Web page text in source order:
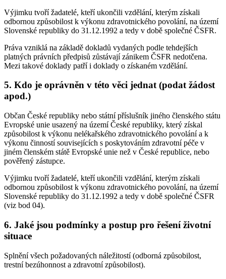
Výjimku tvoří žadatelé, kteří ukončili vzdělání, kterým získali
odbornou způsobilost k výkonu zdravotnického povolání, na území
Slovenské republiky do 31.12.1992 a tedy v době společné ČSFR.
Práva vzniklá na základě dokladů vydaných podle tehdejších
platných právních předpisů zůstávají zánikem ČSFR nedotčena.
Mezi takové doklady patří i doklady o získaném vzdělání.
5. Kdo je oprávněn v této věci jednat (podat žádost
apod.)
Občan České republiky nebo státní příslušník jiného členského státu
Evropské unie usazený na území České republiky, který získal
způsobilost k výkonu nelékařského zdravotnického povolání a k
výkonu činností souvisejících s poskytováním zdravotní péče v
jiném členském státě Evropské unie než v České republice, nebo
pověřený zástupce.
Výjimku tvoří žadatelé, kteří ukončili vzdělání, kterým získali
odbornou způsobilost k výkonu zdravotnického povolání, na území
Slovenské republiky do 31.12.1992 a tedy v době společné ČSFR
(viz bod 04).
6. Jaké jsou podmínky a postup pro řešení životní
situace
Splnění všech požadovaných náležitostí (odborná způsobilost,
trestní bezúhonnost a zdravotní způsobilost).